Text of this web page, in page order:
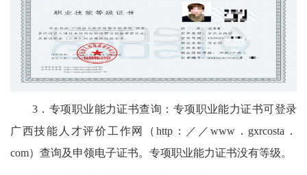
3．专项职业能力证书查询：专项职业能力证书可登录
广西技能人才评价工作网（http：／／www．gxrcosta．
com）查询及申领电子证书。专项职业能力证书没有等级。